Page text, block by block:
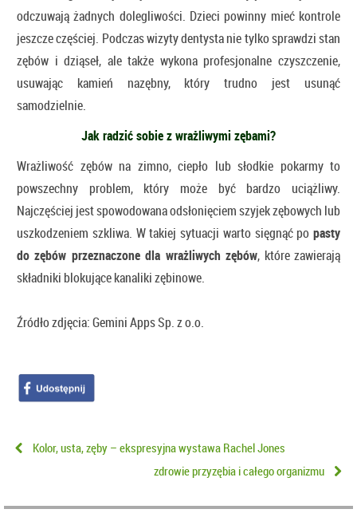
odczuwają żadnych dolegliwości. Dzieci powinny mieć kontrole
jeszcze częściej. Podczas wizyty dentysta nie tylko sprawdzi stan
zębów i dziąseł, ale także wykona profesjonalne czyszczenie,
usuwając kamień nazębny, który trudno jest usunąć
samodzielnie.
Jak radzić sobie z wrażliwymi zębami?
Wrażliwość zębów na zimno, ciepło lub słodkie pokarmy to
powszechny problem, który może być bardzo uciążliwy.
Najczęściej jest spowodowana odsłonięciem szyjek zębowych lub
uszkodzeniem szkliwa. W takiej sytuacji warto sięgnąć po pasty
do zębów przeznaczone dla wrażliwych zębów, które zawierają
składniki blokujące kanaliki zębinowe.
Źródło zdjęcia: Gemini Apps Sp. z o.o.
Kolor, usta, zęby – ekspresyjna wystawa Rachel Jones
zdrowie przyzębia i całego organizmu